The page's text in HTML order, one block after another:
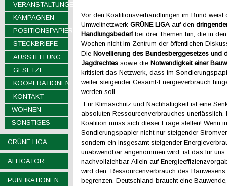
VERANSTALTUNGEN
KAMPAGNEN
POSITIONSPAPIERE
STECKBRIEFE
AUSSTELLUNG
GESETZE
KOOPERATIONEN
KONTAKT
WOHNEN
SONSTIGES
GRÜNE LIGA
ALLIGATOR
PUBLIKATIONEN
Vor den Koalitionsverhandlungen im Bund weist
Umweltnetzwerk GRÜNE LIGAauf den
Handlungsbedarfbei drei Themen hin, die in
Wochen nicht im Zentrum der öffentlichen
Die Novellierung des Bundesberggesetzes und
Jagdrechtes sowie die Notwendigkeit einer
kritisiert das Netzwerk, dass im
weiter steigender Gesamt-Energieverbrauch
werden soll.
„Für Klimaschutz und Nachhaltigkeit ist eine
absoluten Ressourcenverbrauches unerlässlich.
Koalition muss sich dieser Frage stellen! Wenn
Sondierungspapier nicht nur steigender
sondern ein insgesamt steigender
unabwendbar angenommen wird, ist das für uns
nachvollziehbar. Allein auf
wird den Ressourcenverbrauch des
begrenzen. Deutschland braucht eine